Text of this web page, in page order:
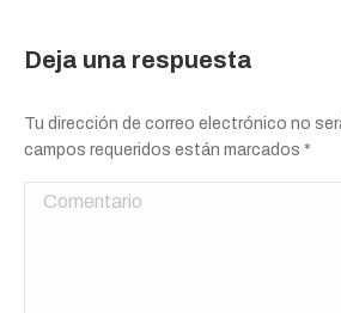
Deja una respuesta
Tu dirección de correo electrónico no
campos requeridos están marcados *
Comentario